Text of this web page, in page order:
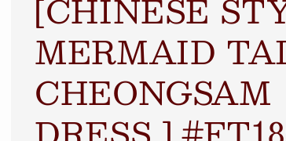
[CHINESE
MERMAID
CHEONGSAM